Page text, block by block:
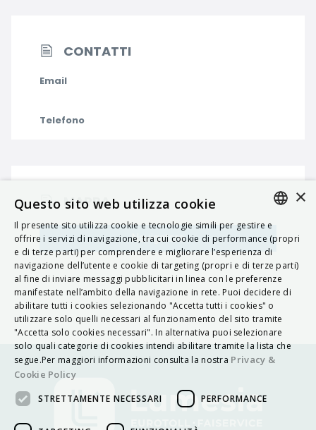
CONTATTI
Email
Telefono
MAPPA
Navigatore ITALIAN
ENGLISH
FRENCH
HUNGARIAN
DEUTSCH
POLSKI
PORTUGUÊS
×
Questo sito web utilizza cookie
Il presente sito utilizza cookie e tecnologie simili per gestire e
offrire i servizi di navigazione, tra cui cookie di performance (propri
e di terze parti) per comprendere e migliorare l’esperienza di
navigazione dell’utente e cookie di targeting (propri e di terze parti)
al fine di inviare messaggi pubblicitari in linea con le preferenze
manifestate nell’ambito della navigazione in rete. Puoi decidere di
abilitare tutti i cookies selezionando "Accetta tutti i cookies" o
utilizzare solo quelli necessari al funzionamento del sito tramite
"Accetta solo cookies necessari". In alternativa puoi selezionare
solo quali categorie di cookies intendi abilitare tramite la lista che
segue.Per maggiori informazioni consulta la nostra Privacy &
Cookie Policy
STRETTAMENTE NECESSARI PERFORMANCE